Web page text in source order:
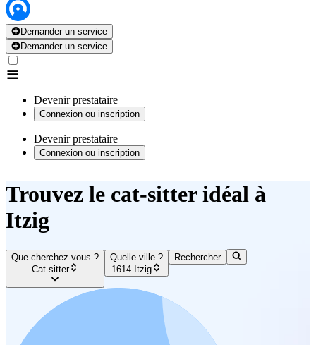
Demander un service
Demander un service
Devenir prestataire
Connexion ou inscription
Devenir prestataire
Connexion ou inscription
Trouvez le cat-sitter idéal à
Itzig
Que cherchez-vous ?
Cat-sitter
Quelle ville ?
1614 Itzig
Rechercher